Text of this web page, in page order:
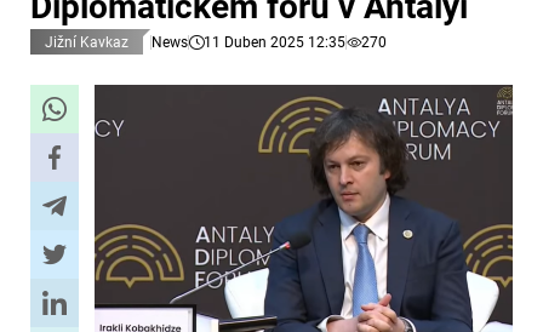
Jižní Kavkaz News 11 Duben 2025 12:35 270